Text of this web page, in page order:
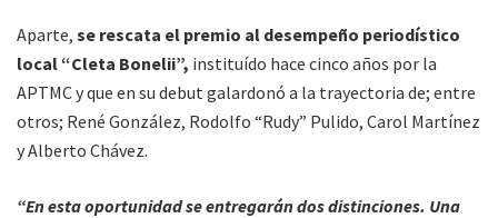
Aparte, se rescata el premio al desempeño periodístico
local “Cleta Bonelii”, instituído hace cinco años por la
APTMC y que en su debut galardonó a la trayectoria de; entre
otros; René González, Rodolfo “Rudy” Pulido, Carol Martínez
y Alberto Chávez.
“En esta oportunidad se entregarán dos distinciones. Una